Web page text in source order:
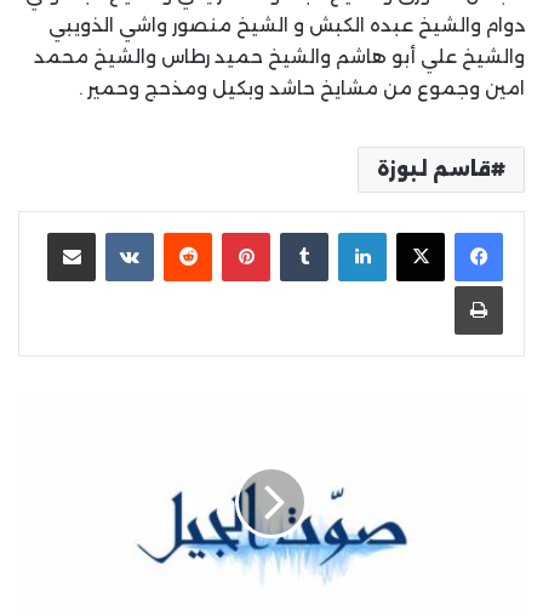
دوام والشيخ عبده الكبش و الشيخ منصور واشي الذويبي
والشيخ علي أبو هاشم والشيخ حميد رطاس والشيخ محمد
امين وجموع من مشايخ حاشد وبكيل ومذحج وحمير .
قاسم لبوزة
لينكدإن بينتيريست مشاركة عبر البريد
طباعة